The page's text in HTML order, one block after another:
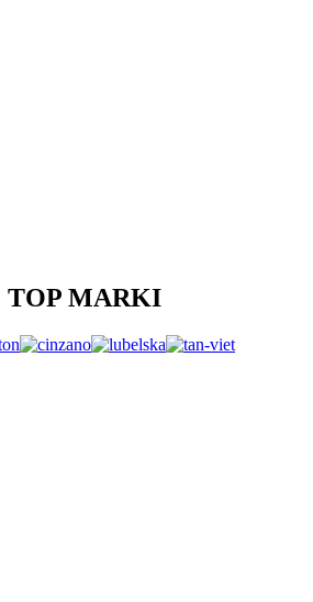
TOP MARKI